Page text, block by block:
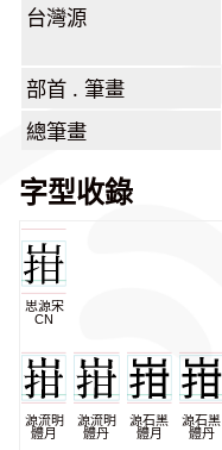
台灣源
部首 . 筆畫
總筆畫
字型收錄
思源宋
CN
源流明
體月
源流明
體丹
源石黑
體月
源石黑
體丹